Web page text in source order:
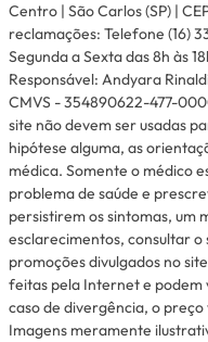
Centro | São Carlos (SP) |
reclamações: Telefone (16)
Segunda a Sexta das 8h às
Responsável: Andyara
CMVS - 354890622-477-
site não devem ser usadas
hipótese alguma, as
médica. Somente o médico
problema de saúde e
persistirem os sintomas, um
esclarecimentos, consultar
promoções divulgados no
feitas pela Internet e
caso de divergência, o
Imagens meramente